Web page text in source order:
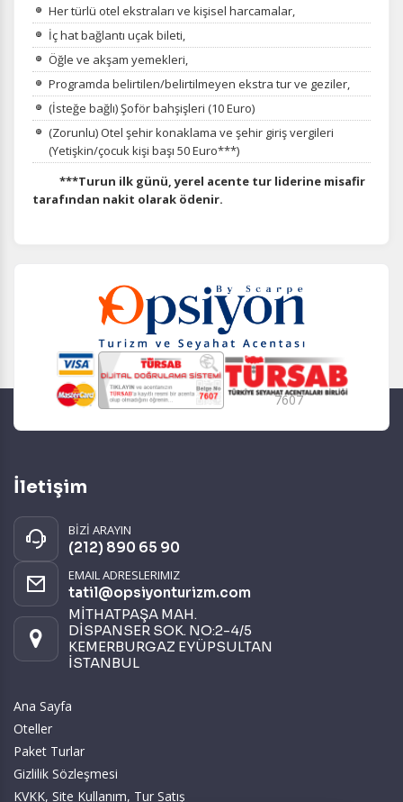
Her türlü otel ekstraları ve kişisel harcamalar,
İç hat bağlantı uçak bileti,
Öğle ve akşam yemekleri,
Programda belirtilen/belirtilmeyen ekstra tur ve geziler,
(İsteğe bağlı) Şoför bahşişleri (10 Euro)
(Zorunlu) Otel şehir konaklama ve şehir giriş vergileri
(Yetişkin/çocuk kişi başı 50 Euro***)
***Turun ilk günü, yerel acente tur liderine misafir
tarafından nakit olarak ödenir.
7607
İletişim
BİZİ ARAYIN
(212) 890 65 90
EMAIL ADRESLERIMIZ
tatil@opsiyonturizm.com
MİTHATPAŞA MAH.
DİSPANSER SOK. NO:2-4/5
KEMERBURGAZ EYÜPSULTAN
İSTANBUL
Ana Sayfa
Oteller
Paket Turlar
Gizlilik Sözleşmesi
KVKK, Site Kullanım, Tur Satış